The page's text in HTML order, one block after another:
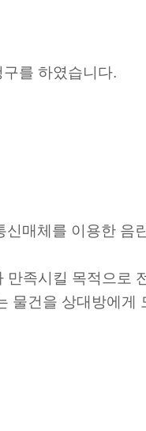
를 하였습니다.
매체를 이용한 음
족시킬 목적으로
물건을 상대방에